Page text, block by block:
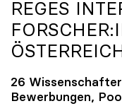
REGES
26
Bewerbungen,